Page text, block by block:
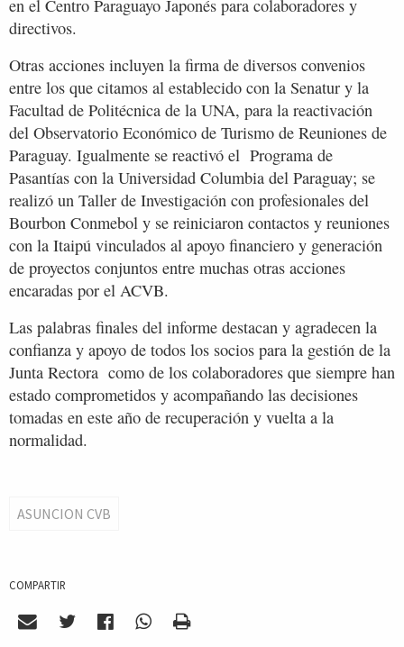
en el Centro Paraguayo Japonés para colaboradores y
directivos.
Otras acciones incluyen la firma de diversos convenios
entre los que citamos al establecido con la Senatur y la
Facultad de Politécnica de la UNA, para la reactivación
del Observatorio Económico de Turismo de Reuniones de
Paraguay. Igualmente se reactivó el Programa de
Pasantías con la Universidad Columbia del Paraguay; se
realizó un Taller de Investigación con profesionales del
Bourbon Conmebol y se reiniciaron contactos y reuniones
con la Itaipú vinculados al apoyo financiero y generación
de proyectos conjuntos entre muchas otras acciones
encaradas por el ACVB.
Las palabras finales del informe destacan y agradecen la
confianza y apoyo de todos los socios para la gestión de la
Junta Rectora como de los colaboradores que siempre han
estado comprometidos y acompañando las decisiones
tomadas en este año de recuperación y vuelta a la
normalidad.
ASUNCION CVB
COMPARTIR